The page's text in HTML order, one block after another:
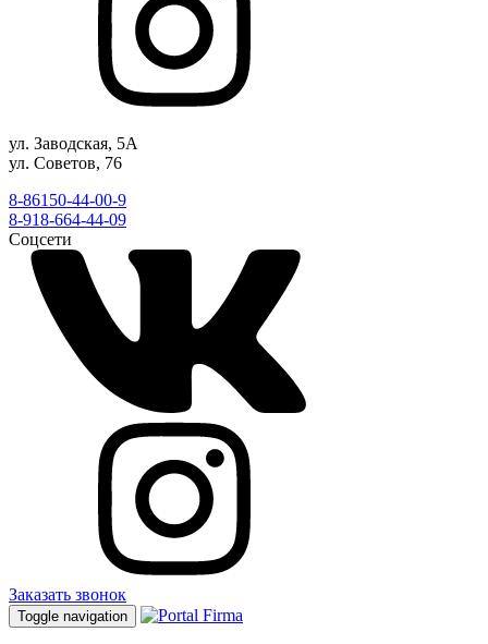
ул. Заводская, 5А
ул. Советов, 76
8-86150-44-00-9
8-918-664-44-09
Соцсети
Заказать звонок
Toggle navigation